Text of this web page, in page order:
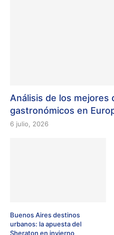
Análisis de los mejores
gastronómicos en
6 julio, 2026
Buenos Aires destinos
urbanos: la apuesta del
Sheraton en invierno